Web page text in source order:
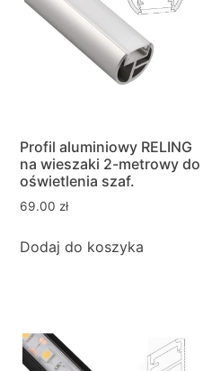
Profil aluminiowy RELING
na wieszaki 2-metrowy do
oświetlenia szaf.
69.00 zł
Dodaj do koszyka